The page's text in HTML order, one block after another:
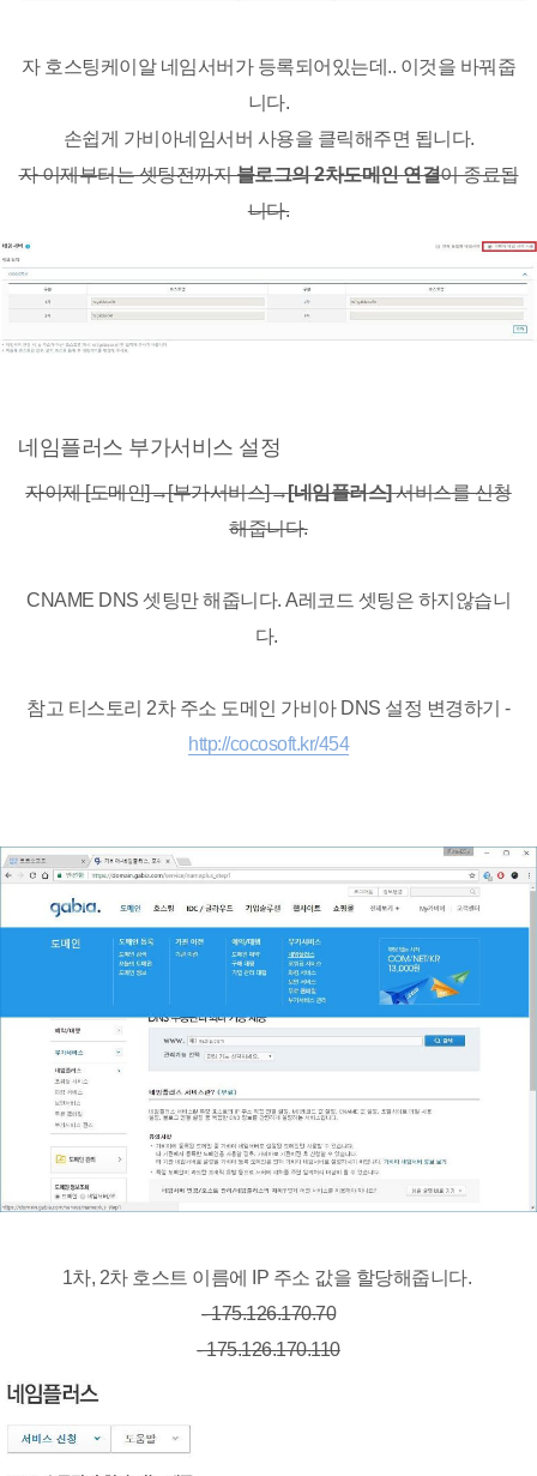
자 호스팅케이알 네임서버가 등록되어있는데.. 이것을 바꿔줍
니다.
손쉽게 가비아네임서버 사용을 클릭해주면 됩니다.
자 이제부터는 셋팅전까지블로그의 2차도메인 연결이 종료됩
니다.
네임플러스 부가서비스 설정
자이제 [도메인]→[부가서비스]→[네임플러스]서비스를 신청
해줍니다.
CNAME DNS 셋팅만 해줍니다. A레코드 셋팅은 하지않습니
다.
참고 티스토리 2차 주소 도메인 가비아 DNS 설정 변경하기 -
http://cocosoft.kr/454
1차, 2차 호스트 이름에 IP 주소 값을 할당해줍니다.
- 175.126.170.70
- 175.126.170.110